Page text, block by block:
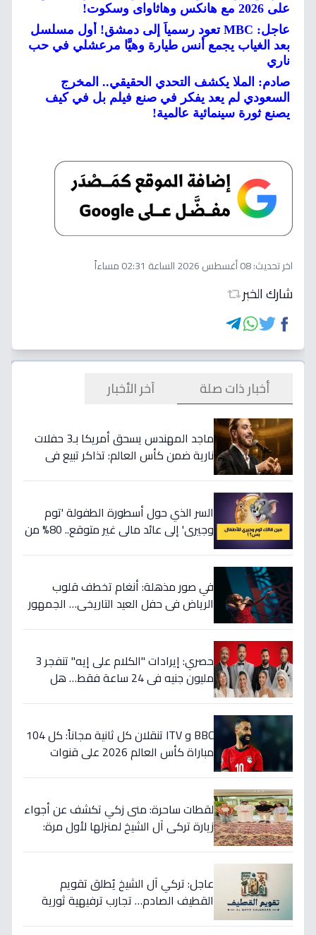
على 2026 مع هانكس وهاثاواى وسكوت!
عاجل: MBC تعود رسمياً إلى دمشق! أول مسلسل
بعد الغياب يجمع أنس طيارة وهيَّا مرعشلي في حب
ناري
صادم: الملا يكشف التحدي الحقيقي.. المخرج
السعودي لم يعد يفكر في صنع فيلم بل في كيف
يصنع ثورة سينمائية عالمية!
اخر تحديث:08 أغسطس 2026 الساعة 02:31 مساءاً
شارك الخبر
أخبار ذات صلة آخر الأخبار
ماجد المهندس يسحق أمريكا بـ3 حفلات
نارية ضمن كأس العالم: تذاكر تبيع في
السر الذي حول أسطورة الطفولة 'توم
وجيري' إلى عائد مالي غير متوقع.. 80% من
في صور مذهلة: أنغام تخطف قلوب
الرياض في حفل العيد التاريخي… الجمهور
حصري: إيرادات "الكلام على إيه" تنفجر 3
مليون جنيه في 24 ساعة فقط… هل
BBC و ITV تنقلان كل ثانية مجاناً: كل 104
مباراة كأس العالم 2026 على قنوات
لقطات ساحرة: منى زكي تكشف عن أجواء
زيارة تركي آل الشيخ لمنزلها لأول مرة:
عاجل: تركي آل الشيخ يُطلق تقويم
القطيف الصادم… تجارب ترفيهية ثورية